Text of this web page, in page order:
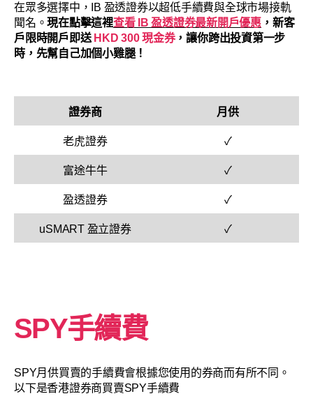
在眾多選擇中，IB 盈透證券以超低手續費與全球市場接軌
聞名。現在點擊這裡查看 IB 盈透證券最新開戶優惠 ，新客
戶限時開戶即送 HKD 300 現金券，讓你跨出投資第一步
時，先幫自己加個小雞腿！
證券商 月供
老虎證券 ✓
富途牛牛 ✓
盈透證券 ✓
uSMART 盈立證券 ✓
SPY手續費
SPY月供買賣的手續費會根據您使用的券商而有所不同。
以下是香港證券商買賣SPY手續費